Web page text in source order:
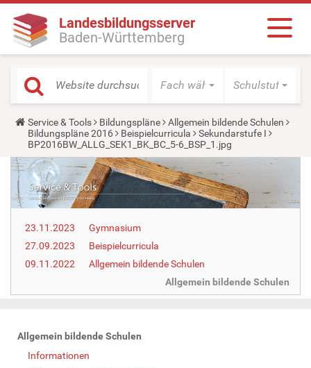
Landesbildungsserver
Baden-Württemberg
Fach wählen Schulstufe
Y
o
u
a
r
h
e
r
:
Service & Tools Bildungspläne
Allgemein bildende Schulen
Bildungspläne 2016
Beispielcurricula
Sekundarstufe I
BP2016BW_ALLG_SEK1_BK_BC_5-6_BSP_1.jpg
23.11.2023
Gymnasium
27.09.2023
Beispielcurricula
09.11.2022
Allgemein bildende Schulen
Allgemein bildende Schulen
N
Allgemein bildende Schulen
Informationen